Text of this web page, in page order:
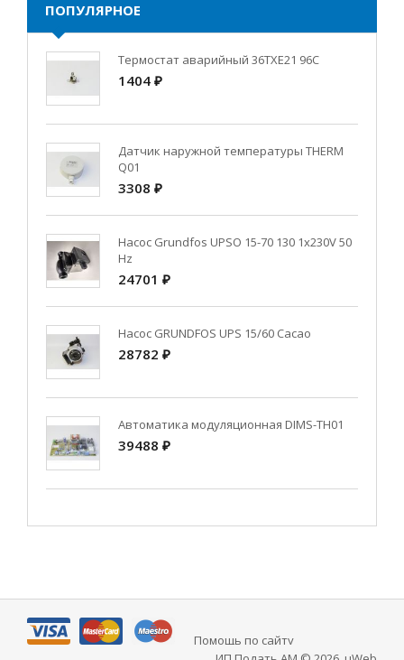
ПОПУЛЯРНОЕ
Термостат аварийный 36TXE21 96C
1404 ₽
Датчик наружной температуры THERM
Q01
3308 ₽
Насос Grundfos UPSO 15-70 130 1x230V 50
Hz
24701 ₽
Насос GRUNDFOS UPS 15/60 Cacao
28782 ₽
Автоматика модуляционная DIMS-TH01
39488 ₽
Помощь по сайту